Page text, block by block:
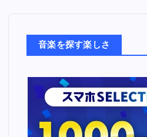
音楽を探す楽しさ